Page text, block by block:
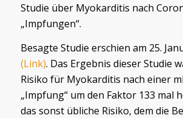
Studie über Myokarditis nach
„Impfungen“.
Besagte Studie erschien am 25.
(Link). Das Ergebnis dieser Studie
Risiko für Myokarditis nach einer
„Impfung“ um den Faktor 133 mal
das sonst übliche Risiko, dem die